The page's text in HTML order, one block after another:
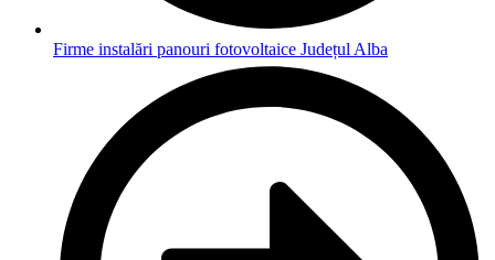
Firme instalări panouri fotovoltaice Județul Alba